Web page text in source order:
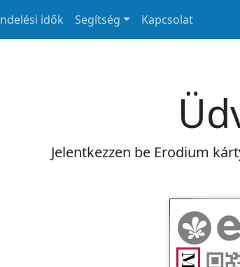
idők Segítség Kapcsolat
Jelentkezzen be Erodium